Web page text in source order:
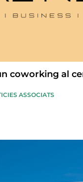
coworking al
ASSOCIATS